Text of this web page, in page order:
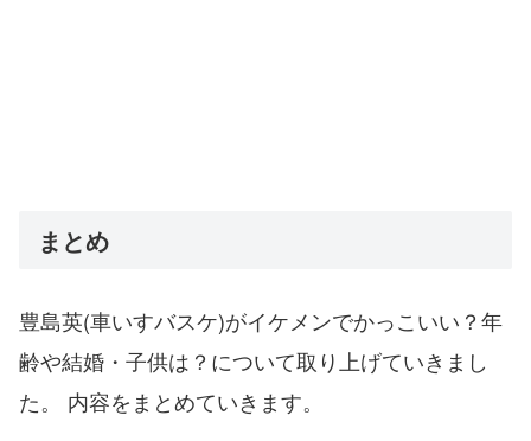
まとめ
豊島英(車いすバスケ)がイケメンでかっこいい？年
齢や結婚・子供は？について取り上げていきまし
た。 内容をまとめていきます。